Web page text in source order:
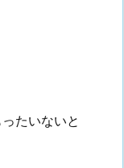
たいないと